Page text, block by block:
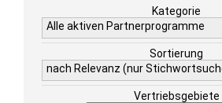
Kategorie
Alle aktiven Partnerprogramme
Sortierung
nach Relevanz (nur
Vertriebsgebiete